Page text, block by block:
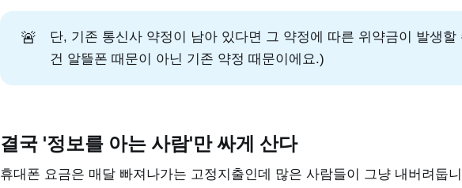
🚨
단, 기존 통신사 약정이 남아 있다면 그 약정에 따른 위약금이 발생할
건 알뜰폰 때문이 아닌 기존 약정 때문이에요.)
결국 '정보를 아는 사람'만 싸게 산다
휴대폰 요금은 매달 빠져나가는 고정지출인데 많은 사람들이 그냥 내버려둡